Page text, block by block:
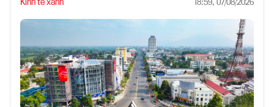
Kinh tế xanh 18:59, 07/08/2026